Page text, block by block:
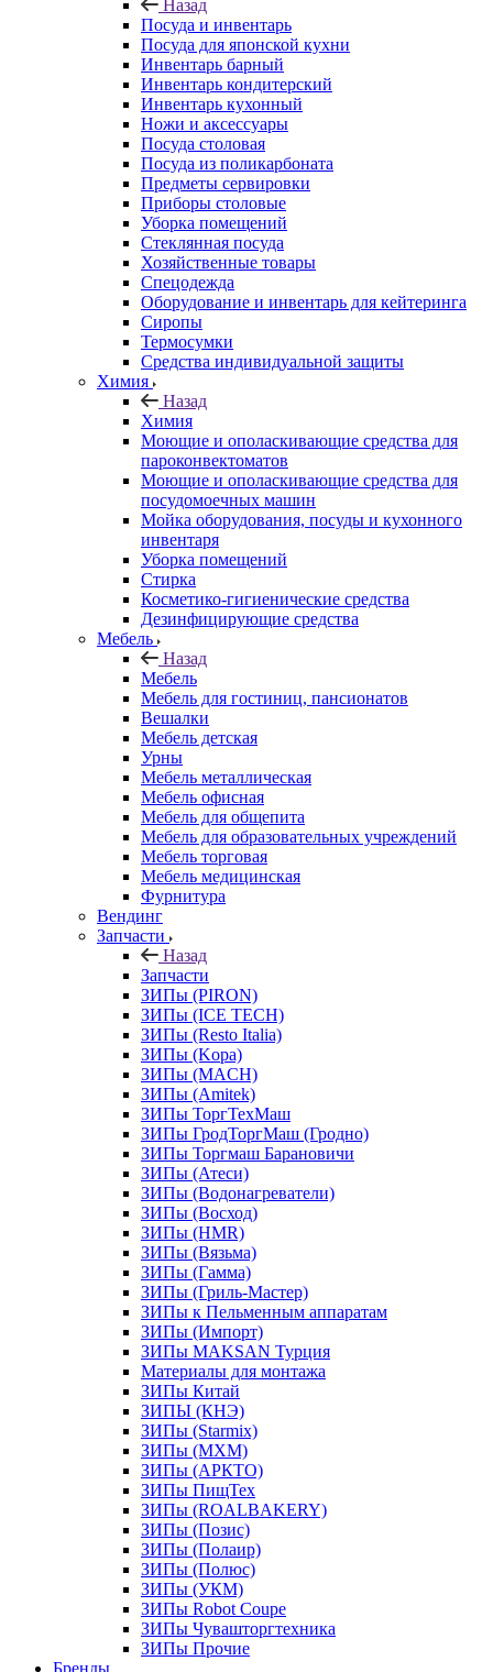
Назад
Посуда и инвентарь
Посуда для японской кухни
Инвентарь барный
Инвентарь кондитерский
Инвентарь кухонный
Ножи и аксессуары
Посуда столовая
Посуда из поликарбоната
Предметы сервировки
Приборы столовые
Уборка помещений
Стеклянная посуда
Хозяйственные товары
Спецодежда
Оборудование и инвентарь для кейтеринга
Сиропы
Термосумки
Средства индивидуальной защиты
Химия
Назад
Химия
Моющие и ополаскивающие средства для
пароконвектоматов
Моющие и ополаскивающие средства для
посудомоечных машин
Мойка оборудования, посуды и кухонного
инвентаря
Уборка помещений
Стирка
Косметико-гигиенические средства
Дезинфицирующие средства
Мебель
Назад
Мебель
Мебель для гостиниц, пансионатов
Вешалки
Мебель детская
Урны
Мебель металлическая
Мебель офисная
Мебель для общепита
Мебель для образовательных учреждений
Мебель торговая
Мебель медицинская
Фурнитура
Вендинг
Запчасти
Назад
Запчасти
ЗИПы (PIRON)
ЗИПы (ICE TECH)
ЗИПы (Resto Italia)
ЗИПы (Kopa)
ЗИПы (MACH)
ЗИПы (Amitek)
ЗИПы ТоргТехМаш
ЗИПы ГродТоргМаш (Гродно)
ЗИПы Торгмаш Барановичи
ЗИПы (Атеси)
ЗИПы (Водонагреватели)
ЗИПы (Восход)
ЗИПы (HMR)
ЗИПы (Вязьма)
ЗИПы (Гамма)
ЗИПы (Гриль-Мастер)
ЗИПы к Пельменным аппаратам
ЗИПы (Импорт)
ЗИПы MAKSAN Турция
Материалы для монтажа
ЗИПы Китай
ЗИПЫ (КНЭ)
ЗИПы (Starmix)
ЗИПы (МХМ)
ЗИПы (АРКТО)
ЗИПы ПищТех
ЗИПы (ROALBAKERY)
ЗИПы (Позис)
ЗИПы (Полаир)
ЗИПы (Полюс)
ЗИПы (УКМ)
ЗИПы Robot Coupe
ЗИПы Чувашторгтехника
ЗИПы Прочие
Бренды